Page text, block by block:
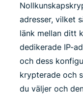
adresser, vilket
länk mellan ditt
dedikerade IP-
och dess
krypterade och
du väljer och